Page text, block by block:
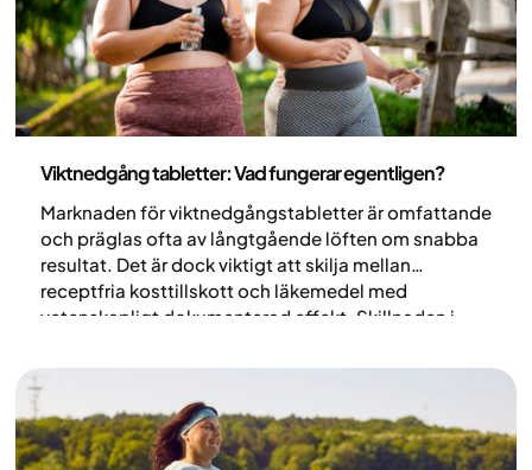
Viktnedgång tabletter: Vad fungerar egentligen?
Marknaden för viktnedgångstabletter är omfattande
och präglas ofta av långtgående löften om snabba
resultat. Det är dock viktigt att skilja mellan
receptfria kosttillskott och läkemedel med
vetenskapligt dokumenterad effekt. Skillnaden i
är betydande.